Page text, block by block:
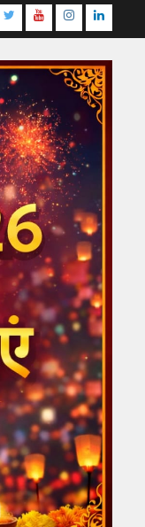
TwitterYoutubeInstagram